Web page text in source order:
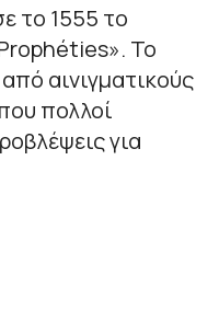
το 1555 το
Το
αινιγματικούς
πολλοί
για